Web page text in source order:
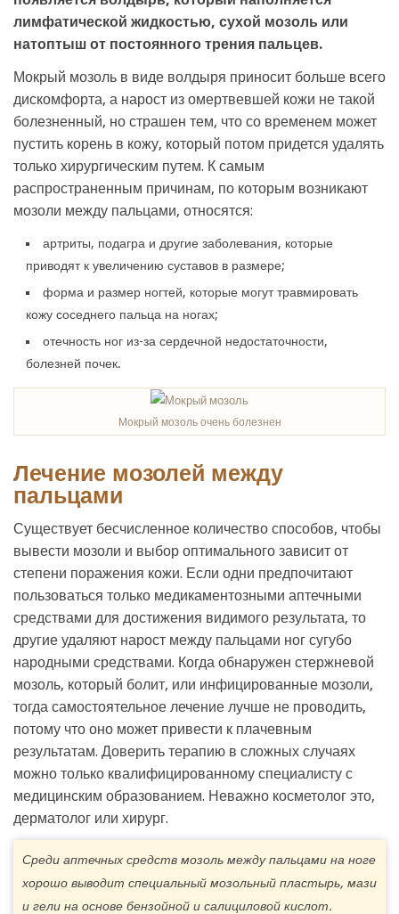
лимфатической жидкостью, сухой мозоль или
натоптыш от постоянного трения пальцев.
Мокрый мозоль в виде волдыря приносит больше всего
дискомфорта, а нарост из омертвевшей кожи не такой
болезненный, но страшен тем, что со временем может
пустить корень в кожу, который потом придется удалять
только хирургическим путем. К самым
распространенным причинам, по которым возникают
мозоли между пальцами, относятся:
артриты, подагра и другие заболевания, которые
приводят к увеличению суставов в размере;
форма и размер ногтей, которые могут травмировать
кожу соседнего пальца на ногах;
отечность ног из-за сердечной недостаточности,
болезней почек.
Мокрый мозоль очень болезнен
Лечение мозолей между
пальцами
Существует бесчисленное количество способов, чтобы
вывести мозоли и выбор оптимального зависит от
степени поражения кожи. Если одни предпочитают
пользоваться только медикаментозными аптечными
средствами для достижения видимого результата, то
другие удаляют нарост между пальцами ног сугубо
народными средствами. Когда обнаружен стержневой
мозоль, который болит, или инфицированные мозоли,
тогда самостоятельное лечение лучше не проводить,
потому что оно может привести к плачевным
результатам. Доверить терапию в сложных случаях
можно только квалифицированному специалисту с
медицинским образованием. Неважно косметолог это,
дерматолог или хирург.
Среди аптечных средств мозоль между пальцами на ноге
хорошо выводит специальный мозольный пластырь, мази
и гели на основе бензойной и салициловой кислот.